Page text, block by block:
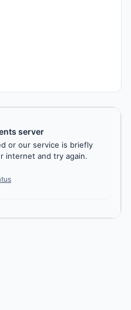
server
or our service is briefly
internet and try again.